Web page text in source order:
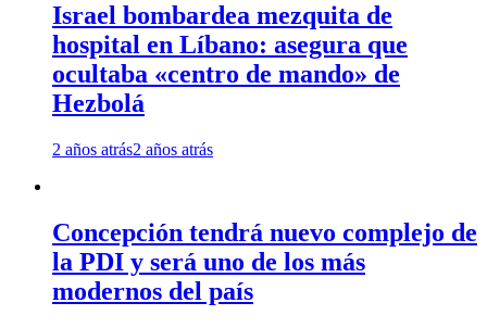
Israel bombardea mezquita de
hospital en Líbano: asegura que
ocultaba «centro de mando» de
Hezbolá
2 años atrás2 años atrás
Concepción tendrá nuevo complejo de
la PDI y será uno de los más
modernos del país